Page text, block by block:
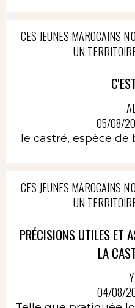
CES JEUNES MAROCAINS
UN
05/08/
...le castré, espèce de
CES JEUNES MAROCAINS
UN
PRÉCISIONS UTILES ET
LA
04/08/